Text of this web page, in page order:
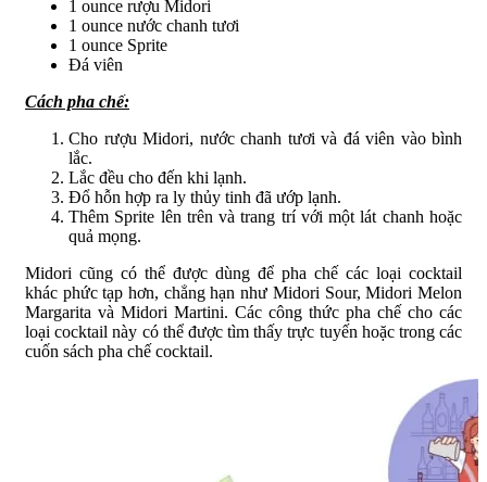
1 ounce rượu Midori
1 ounce nước chanh tươi
1 ounce Sprite
Đá viên
Cách pha chế:
Cho rượu Midori, nước chanh tươi và đá viên vào bình
lắc.
Lắc đều cho đến khi lạnh.
Đổ hỗn hợp ra ly thủy tinh đã ướp lạnh.
Thêm Sprite lên trên và trang trí với một lát chanh hoặc
quả mọng.
Midori cũng có thể được dùng để pha chế các loại cocktail
khác phức tạp hơn, chẳng hạn như Midori Sour, Midori Melon
Margarita và Midori Martini. Các công thức pha chế cho các
loại cocktail này có thể được tìm thấy trực tuyến hoặc trong các
cuốn sách pha chế cocktail.